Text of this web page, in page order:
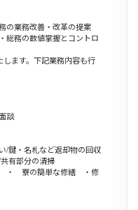
の業務改善・改革の提案
総務の数値掌握とコントロ
ます。下記業務内容も行
談
鍵・名札など返却物の回収
有部分の清掃
・ 寮の簡単な修繕 ・修